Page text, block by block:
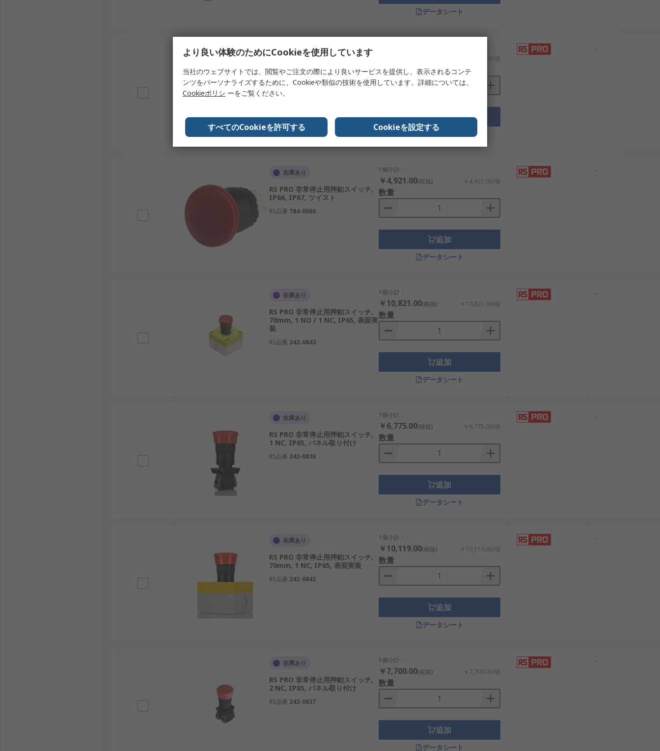
非常停止スイッチは国内外のメーカーから提供され、販売や通販を通じて幅広く入手できます。価格や値段の選択肢も豊富で、コスパを意識した選定が可能で
EAO： スイスのメーカーで、高品質な操作スイッチに定評。
TE Connectivity： 産業用途に強い世界的メーカー。
Siemens： ドイツの大手企業で、産業安全製品のラインアップが豊富。
IDEC（アイデック, Idec）： 日本国内のメーカーで、産業安全機器に強みを持つ。
非常停止スイッチ用RSコンポーネントのご紹介
RSは、日本全国で使用される非常停止スイッチの世界的なサプライヤーとして認知されています。当社は、日本の高い性能・信頼性基準を満たす非常停止スイ
ッチを提供しており、産業用途から革新的なプロジェクトまで対応する幅広い非常停止スイッチを卸売価格で取り扱っています。おすすめ品や交換部品も低価
配送ページ をご確認ください。
データシート
在庫あり
RS PRO 非常停止用押釦スイッチ,
70mm, 2 NC, IP65, 表面実装
RS品番
￥10,839.00/個
数量
追加
データシート
-
在庫あり
RS PRO 非常停止用押釦スイッチ,
IP66, IP67, ツイスト
RS品番 784-0060
1個小計：
￥4,921.00(税抜) ￥4,921.00/個
数量
追加
データシート
-
在庫あり
RS PRO 非常停止用押釦スイッチ,
70mm, 1 NO / 1 NC, IP65, 表面実
装
RS品番 242-0843
1個小計：
￥10,821.00(税抜) ￥10,821.00/個
数量
追加
データシート
-
在庫あり
RS PRO 非常停止用押釦スイッチ,
1 NC, IP65, パネル取り付け
RS品番 242-0836
1個小計：
￥6,775.00(税抜) ￥6,775.00/個
数量
追加
データシート
-
在庫あり
RS PRO 非常停止用押釦スイッチ,
70mm, 1 NC, IP65, 表面実装
RS品番 242-0842
1個小計：
￥10,119.00(税抜) ￥10,119.00/個
数量
追加
データシート
-
在庫あり
RS PRO 非常停止用押釦スイッチ,
2 NC, IP65, パネル取り付け
RS品番 242-0837
1個小計：
￥7,700.00(税抜) ￥7,700.00/個
数量
追加
データシート
-
より良い体験のためにCookieを使用しています
当社のウェブサイトでは、閲覧やご注文の際により良いサービスを提供し、表示されるコンテ
ンツをパーソナライズするために、Cookieや類似の技術を使用しています。詳細については、
Cookieポリシ ーをご覧ください。
すべてのCookieを許可する Cookieを設定する